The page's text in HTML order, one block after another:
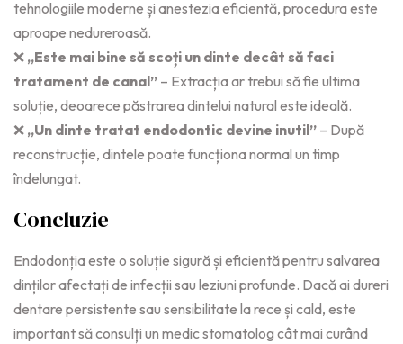
tehnologiile moderne și anestezia eficientă, procedura este
aproape nedureroasă.
❌ „Este mai bine să scoți un dinte decât să faci
tratament de canal” – Extracția ar trebui să fie ultima
soluție, deoarece păstrarea dintelui natural este ideală.
❌ „Un dinte tratat endodontic devine inutil” – După
reconstrucție, dintele poate funcționa normal un timp
îndelungat.
Concluzie
Endodonția este o soluție sigură și eficientă pentru salvarea
dinților afectați de infecții sau leziuni profunde. Dacă ai dureri
dentare persistente sau sensibilitate la rece și cald, este
important să consulți un medic stomatolog cât mai curând